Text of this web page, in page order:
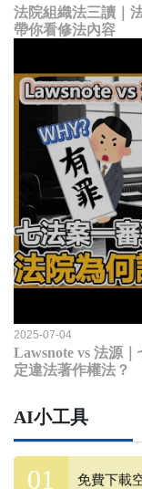
法院組織法三讀｜
帶你看修法內容
2025-07-04
Lawsnote vs 法源
定違法著作權法？
AI小工具
免費下載